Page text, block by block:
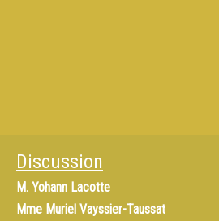
Discussion
M. Yohann Lacotte
Mme Muriel Vayssier-Taussat